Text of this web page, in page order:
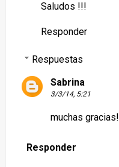
Saludos !!!
Responder
Respuestas
Sabrina
3/3/14, 5:21
muchas gracias!
Responder